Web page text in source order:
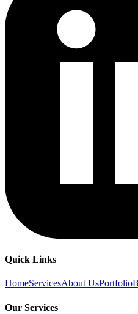
Quick Links
HomeServicesAbout UsPortfolio
Our Services